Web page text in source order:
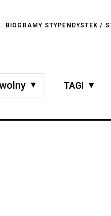
BIOGRAMY STYPENDYSTEK /
TAGI